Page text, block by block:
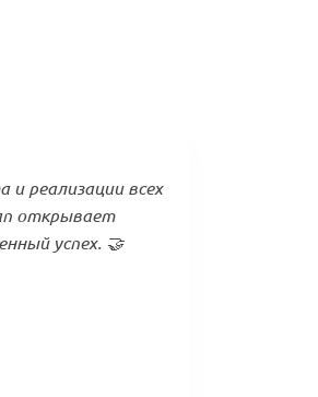
реализации всех
открывает
успех. 🤝